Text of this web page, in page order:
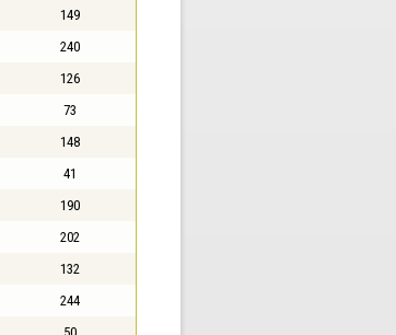
149
240
126
73
148
41
190
202
132
244